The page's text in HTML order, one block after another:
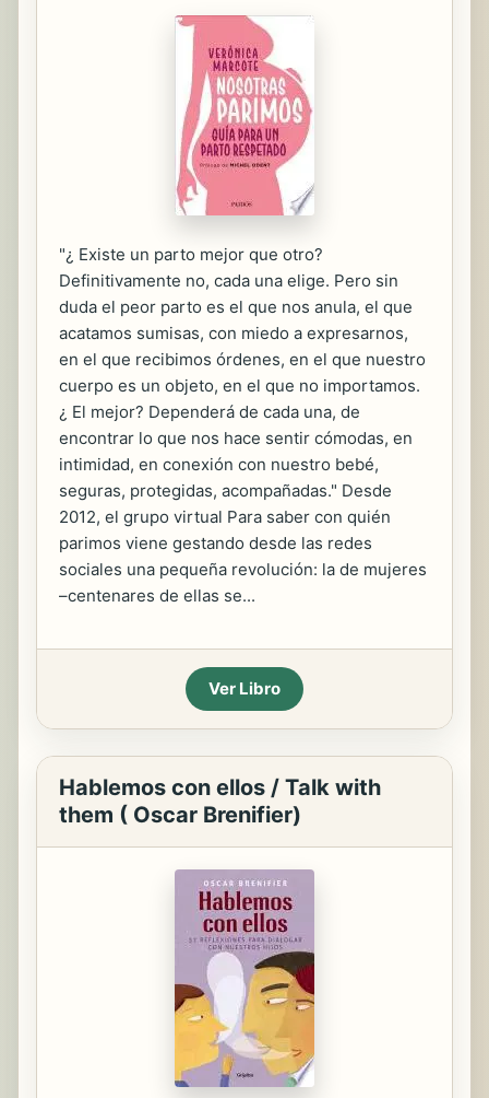
"¿ Existe un parto mejor que otro?
Definitivamente no, cada una elige. Pero sin
duda el peor parto es el que nos anula, el que
acatamos sumisas, con miedo a expresarnos,
en el que recibimos órdenes, en el que nuestro
cuerpo es un objeto, en el que no importamos.
¿ El mejor? Dependerá de cada una, de
encontrar lo que nos hace sentir cómodas, en
intimidad, en conexión con nuestro bebé,
seguras, protegidas, acompañadas." Desde
2012, el grupo virtual Para saber con quién
parimos viene gestando desde las redes
sociales una pequeña revolución: la de mujeres
–centenares de ellas se...
Ver Libro
Hablemos con ellos / Talk with
them ( Oscar Brenifier)